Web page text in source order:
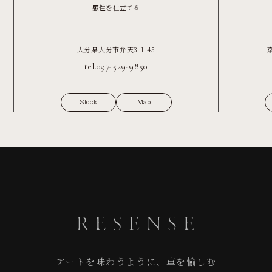
感性を仕立てる
大分県大分市弁天3-1-45
tel.097-529-9850
Stock Map
アートを味わうように、車を愉しむ